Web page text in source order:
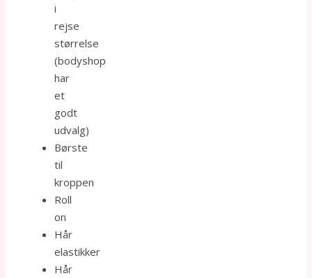
i
rejse
størrelse
(bodyshop
har
et
godt
udvalg)
Børste
til
kroppen
Roll
on
Hår
elastikker
Hår